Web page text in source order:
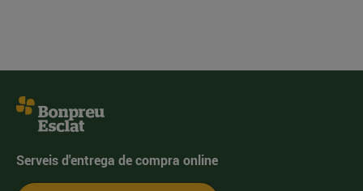
Serveis d'entrega de compra online